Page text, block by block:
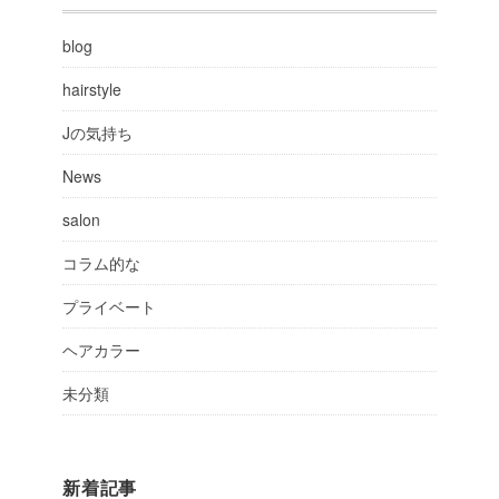
blog
hairstyle
Jの気持ち
News
salon
コラム的な
プライベート
ヘアカラー
未分類
新着記事